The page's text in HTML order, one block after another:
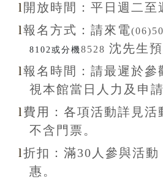
l 開放時間： 平日週二至
l報名方式： 請來電
8102或分機8528 沈先生
l報名 時間： 請最遲於參
視本館當日人力及申
l 費用：各項活動詳見活
不含 門票。
l折扣 ：滿30 人參與活
惠 。